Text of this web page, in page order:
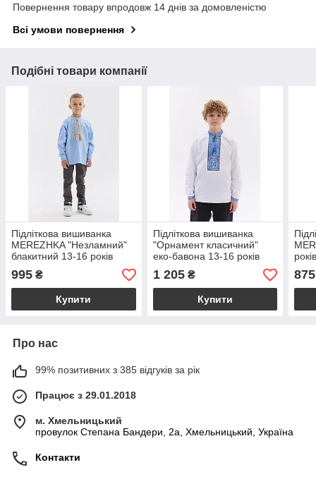
Повернення товару впродовж 14 днів за домовленістю
Всі умови повернення
Подібні товари компанії
Підліткова вишиванка
MEREZHKA "Незламний"
блакитний 13-16 років
995 ₴
Купити
Підліткова вишиванка
"Орнамент класичний"
еко-бавона 13-16 років
1 205₴
Купити
875
Про нас
99% позитивних з 385 відгуків за рік
Працює з 29.01.2018
м. Хмельницький
провулок Степана Бандери, 2a, Хмельницький, Україна
Контакти